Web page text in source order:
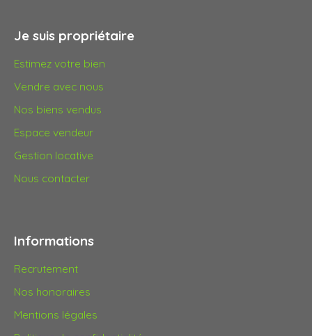
Je suis propriétaire
Estimez votre bien
Vendre avec nous
Nos biens vendus
Espace vendeur
Gestion locative
Nous contacter
Informations
Recrutement
Nos honoraires
Mentions légales